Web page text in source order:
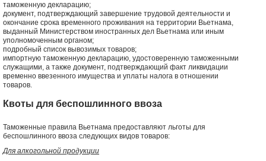
таможенную декларацию;
документ, подтверждающий завершение трудовой деятельности и
окончание срока временного проживания на территории Вьетнама,
выданный Министерством иностранных дел Вьетнама или иным
уполномоченным органом;
подробный список вывозимых товаров;
импортную таможенную декларацию, удостоверенную таможенными
служащими, а также документ, подтверждающий факт ликвидации
временно ввезенного имущества и уплаты налога в отношении
товаров.
Квоты для беспошлинного ввоза
Таможенные правила Вьетнама предоставляют льготы для
беспошлинного ввоза следующих видов товаров:
Для алкогольной продукции